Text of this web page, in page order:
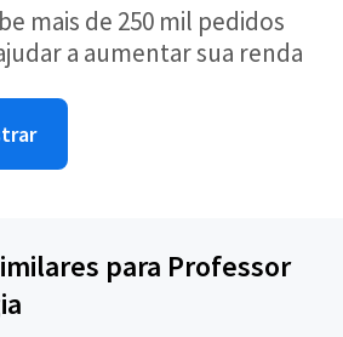
mais de 250 mil pedidos
a aumentar sua renda
para Professor